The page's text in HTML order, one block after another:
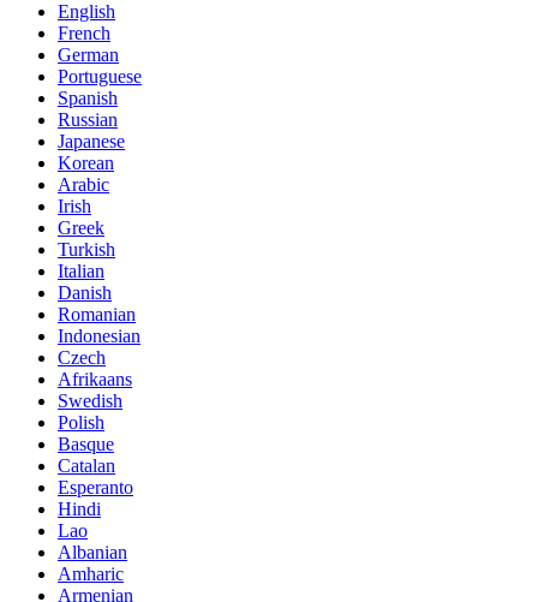
English
French
German
Portuguese
Spanish
Russian
Japanese
Korean
Arabic
Irish
Greek
Turkish
Italian
Danish
Romanian
Indonesian
Czech
Afrikaans
Swedish
Polish
Basque
Catalan
Esperanto
Hindi
Lao
Albanian
Amharic
Armenian